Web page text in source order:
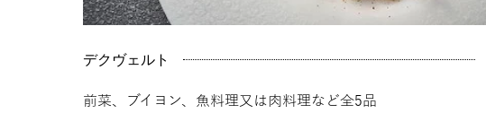
デクヴェルト
前菜、ブイヨン、魚料理又は肉料理など全5品